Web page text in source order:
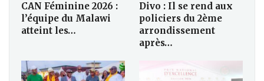
CAN Féminine 2026 :
l’équipe du Malawi
atteint les…
Divo : Il se rend aux
policiers du 2ème
arrondissement
après…